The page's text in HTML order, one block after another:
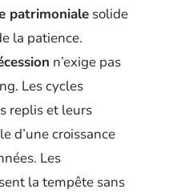
patrimoniale solide
la patience.
n’exige pas
Les cycles
replis et leurs
d’une croissance
Les
la tempête sans